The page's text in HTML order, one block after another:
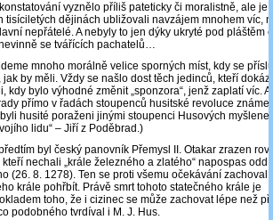
vyznělo příliš pateticky či moralistně, ale je
tisíciletých dějinách ubližovali navzájem mnohem víc,
nepřátelé. A nebyly to jen dýky ukryté pod pláštěm
se tvářících pachatelů…
mnoho morálně velice sporných míst, kdy se
by měli. Vždy se našlo dost těch jedinců, kteří
kdy bylo výhodné změnit „sponzora“, jenž zaplatí víc.
přímo v řadách stoupenců husitské revoluce známe
husité poraženi jinými stoupenci Husových
lidu“ – Jiří z Poděbrad.)
byl český panovník Přemysl II. Otakar zrazen
nechali „krále železného a zlatého“ napospas
(26. 8. 1278). Ten se proti všemu očekávání zachoval
krále pohřbít. Právě smrt tohoto statečného krále je
toho, že i cizinec se může zachovat lépe než
podobného tvrdíval i M. J. Hus.